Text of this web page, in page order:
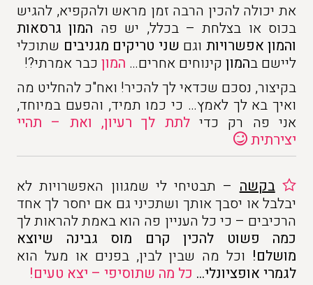
את יכולה להכין הרבה זמן מראש ולהקפיא, להגיש
בכוס או בצלחת – בכלל, יש פה המון גרסאות
והמון אפשרויות וגם שני טריקים מגניבים שתוכלי
ליישם בהמון קינוחים אחרים… המון כבר אמרתי?!
בקיצור, נסכם שכדאי לך להכיר! ואח"כ להחליט מה
ואיך בא לך לאמץ… כי כמו תמיד, והפעם במיוחד,
אני פה רק כדילתת לך רעיון, ואת – תהיי
יצירתית
בקשה– תבטיחי לי שמגוון האפשרויות לא
יבלבל או יסבך אותך ושתכיני גם אם יחסר לך אחד
הרכיבים – כי כל העניין פה הוא באמת להראות לך
כמה פשוט להכין קרם מוס גבינה שיוצא
מושלם! וכל מה שבין לבין, בפנים או מעל הוא
לגמרי אופציונלי… כל מה שתוסיפי – יצא טעים!